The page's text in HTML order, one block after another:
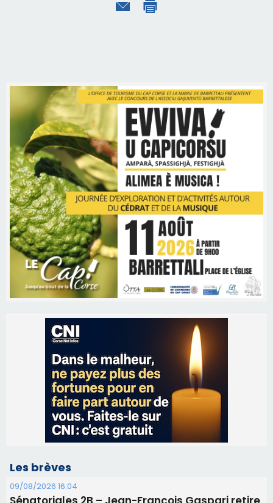
Les brèves
09/08/2026 16:04
Sénatoriales 2B – Jean-François Gaspari retire
sa candidature
09/08/2026 11:04
Festa di l’Associi Curtinesi le 13 septembre
06/08/2026 15:57
Ucciani – Marché des producteurs à Cruculi le
11 août